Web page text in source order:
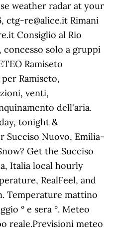
weather radar at your
ctg-re@alice.it Rimani
Consiglio al Rio
solo a gruppi
Ramiseto
Ramiseto,
venti,
dell'aria.
tonight &
Succiso Nuovo, Emilia-
Get the Succiso
Italia local hourly
RealFeel, and
Temperature mattino
° e sera °. Meteo
reale.Previsioni meteo